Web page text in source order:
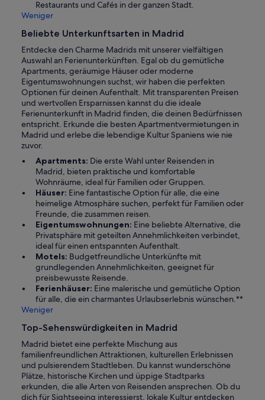
Restaurants und Cafés in der ganzen Stadt.
Weniger
Beliebte Unterkunftsarten in Madrid
Entdecke den Charme Madrids mit unserer vielfältigen
Auswahl an Ferienunterkünften. Egal ob du gemütliche
Apartments, geräumige Häuser oder moderne
Eigentumswohnungen suchst, wir haben die perfekten
Optionen für deinen Aufenthalt. Mit transparenten Preisen
und wertvollen Ersparnissen kannst du die ideale
Ferienunterkunft in Madrid finden, die deinen Bedürfnissen
entspricht. Erkunde die besten Apartmentvermietungen in
Madrid und erlebe die lebendige Kultur Spaniens wie nie
zuvor.
Apartments: Die erste Wahl unter Reisenden in
Madrid, bieten praktische und komfortable
Wohnräume, ideal für Familien oder Gruppen.
Häuser: Eine fantastische Option für alle, die eine
heimelige Atmosphäre suchen, perfekt für Familien oder
Freunde, die zusammen reisen.
Eigentumswohnungen: Eine beliebte Alternative, die
Privatsphäre mit geteilten Annehmlichkeiten verbindet,
ideal für einen entspannten Aufenthalt.
Motels: Budgetfreundliche Unterkünfte mit
grundlegenden Annehmlichkeiten, geeignet für
preisbewusste Reisende.
Ferienhäuser: Eine malerische und gemütliche Option
für alle, die ein charmantes Urlaubserlebnis wünschen.**
Weniger
Top-Sehenswürdigkeiten in Madrid
Madrid bietet eine perfekte Mischung aus
familienfreundlichen Attraktionen, kulturellen Erlebnissen
und pulsierendem Stadtleben. Du kannst wunderschöne
Plätze, historische Kirchen und üppige Stadtparks
erkunden, die alle Arten von Reisenden ansprechen. Ob du
dich für Sightseeing interessierst, lokale Kultur entdecken